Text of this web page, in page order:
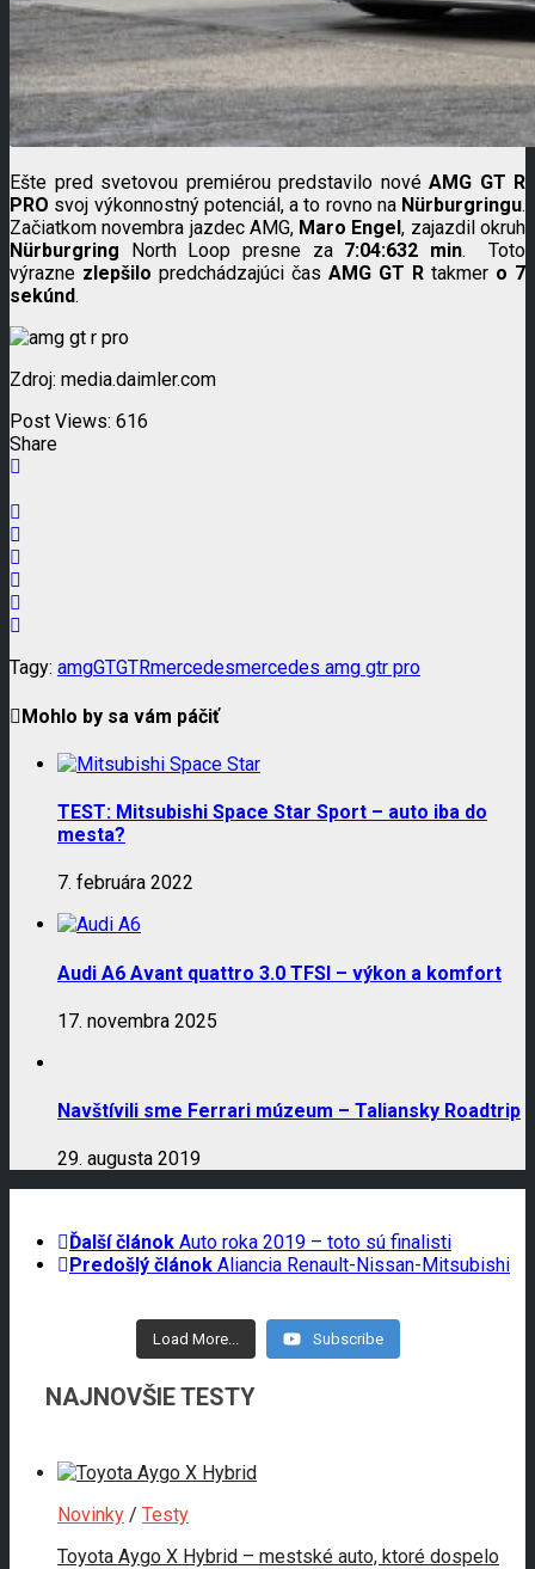
Ešte pred svetovou premiérou predstavilo nové AMG GT R
PRO svoj výkonnostný potenciál, a to rovno na Nürburgringu.
Začiatkom novembra jazdec AMG, Maro Engel, zajazdil okruh
Nürburgring North Loop presne za7:04:632 min.
Toto
výrazne zlepšilo predchádzajúci čas AMG GT R takmer o 7
sekúnd.
Zdroj: media.daimler.com
Post Views: 616
Share
Tagy: amgGTGTRmercedesmercedes amg gtr pro
Mohlo by sa vám páčiť
TEST: Mitsubishi Space Star Sport – auto iba do
mesta?
7. februára 2022
Audi A6 Avant quattro 3.0 TFSI – výkon a komfort
17. novembra 2025
Navštívili sme Ferrari múzeum – Taliansky Roadtrip
29. augusta 2019
Ďalší článok Auto roka 2019 – toto sú finalisti
Predošlý článok Aliancia Renault-Nissan-Mitsubishi
Load More... Subscribe
NAJNOVŠIE TESTY
Novinky / Testy
Toyota Aygo X Hybrid – mestské auto, ktoré dospelo